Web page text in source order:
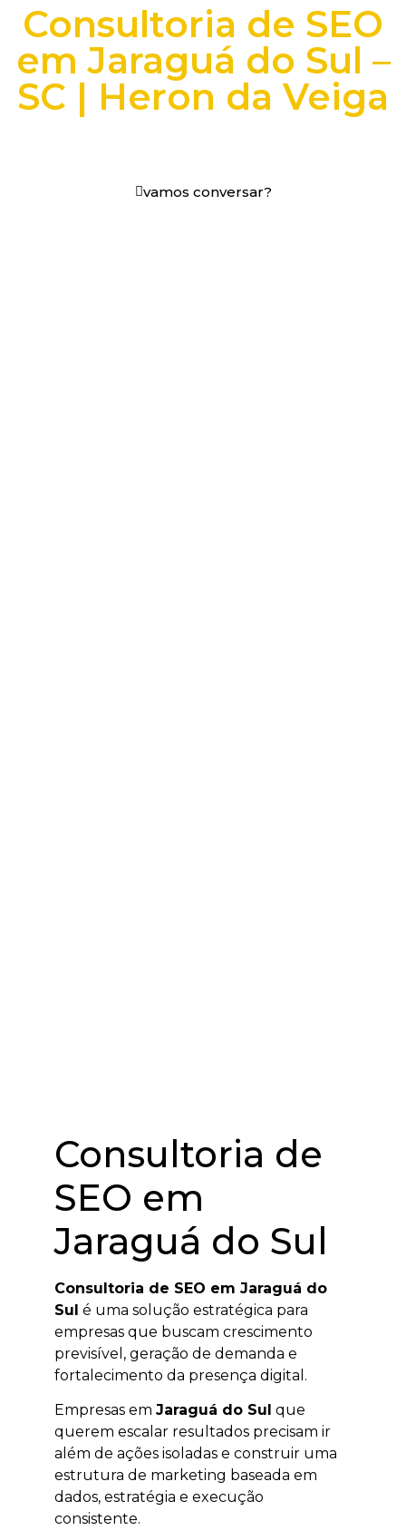
Consultoria de SEO
em Jaraguá do Sul –
SC | Heron da Veiga
vamos conversar?
Consultoria de
SEO em
Jaraguá do Sul
Consultoria de SEO em Jaraguá do
Sul é uma solução estratégica para
empresas que buscam crescimento
previsível, geração de demanda e
fortalecimento da presença digital.
Empresas em Jaraguá do Sul que
querem escalar resultados precisam ir
além de ações isoladas e construir uma
estrutura de marketing baseada em
dados, estratégia e execução
consistente.